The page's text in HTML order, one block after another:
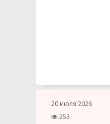
20 июля 2026
253